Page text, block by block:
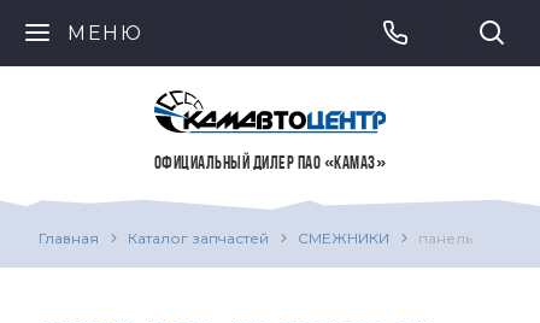
МЕНЮ
ОФИЦИАЛЬНЫЙ ДИЛЕР ПАО «КАМАЗ»
Главная Каталог запчастей СМЕЖНИКИ панель